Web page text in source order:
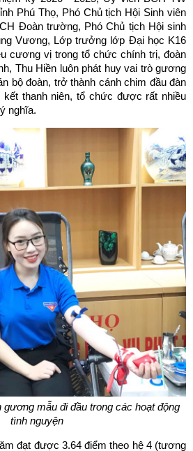
Phú Thọ, Phó Chủ tịch Hội Sinh viên
Đoàn trường, Phó Chủ tịch Hội sinh
Vương, Lớp trưởng lớp Đại học K16
cương vị trong tổ chức chính trị, đoàn
Thu Hiền luôn phát huy vai trò gương
bộ đoàn, trở thành cánh chim đầu đàn
thanh niên, tổ chức được rất nhiều
nghĩa.
mẫu đi đầu trong các hoạt động
tình nguyện
đạt được 3.64 điểm theo hệ 4 (tương